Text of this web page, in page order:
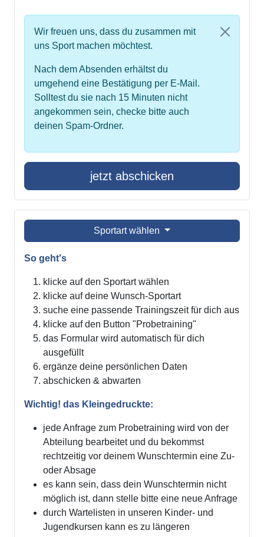
Wir freuen uns, dass du zusammen mit
uns Sport machen möchtest.
Nach dem Absenden erhältst du
umgehend eine Bestätigung per E-Mail.
Solltest du sie nach 15 Minuten nicht
angekommen sein, checke bitte auch
deinen Spam-Ordner.
jetzt abschicken
Sportart wählen
So geht's
klicke auf den Sportart wählen
klicke auf deine Wunsch-Sportart
suche eine passende Trainingszeit für dich aus
klicke auf den Button "Probetraining"
das Formular wird automatisch für dich
ausgefüllt
ergänze deine persönlichen Daten
abschicken & abwarten
Wichtig! das Kleingedruckte:
jede Anfrage zum Probetraining wird von der
Abteilung bearbeitet und du bekommst
rechtzeitig vor deinem Wunschtermin eine Zu-
oder Absage
es kann sein, dass dein Wunschtermin nicht
möglich ist, dann stelle bitte eine neue Anfrage
durch Wartelisten in unseren Kinder- und
Jugendkursen kann es zu längeren